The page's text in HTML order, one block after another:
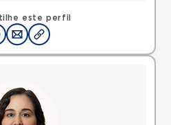
este perfil